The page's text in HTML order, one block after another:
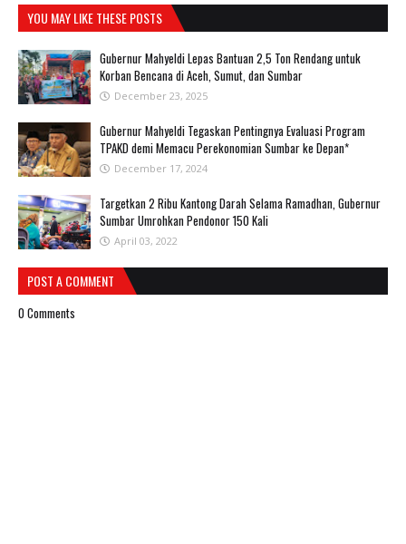
YOU MAY LIKE THESE POSTS
Gubernur Mahyeldi Lepas Bantuan 2,5 Ton Rendang untuk
Korban Bencana di Aceh, Sumut, dan Sumbar
December 23, 2025
Gubernur Mahyeldi Tegaskan Pentingnya Evaluasi Program
TPAKD demi Memacu Perekonomian Sumbar ke Depan*
December 17, 2024
Targetkan 2 Ribu Kantong Darah Selama Ramadhan, Gubernur
Sumbar Umrohkan Pendonor 150 Kali
April 03, 2022
POST A COMMENT
0 Comments